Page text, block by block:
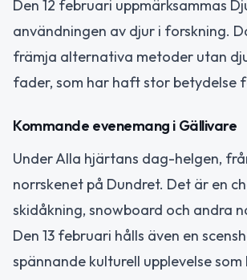
Den 12 februari uppmärksammas
användningen av djur i forskning.
främja alternativa metoder utan
fader, som har haft stor betydelse
Kommande evenemang i Gällivare
Under Alla hjärtans dag-helgen,
norrskenet på Dundret. Det är en
skidåkning, snowboard och andra
Den 13 februari hålls även en
spännande kulturell upplevelse